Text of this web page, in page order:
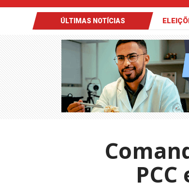
ÚLTIMAS NOTÍCIAS